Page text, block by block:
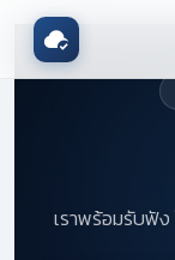
เราพร้อมรับฟั